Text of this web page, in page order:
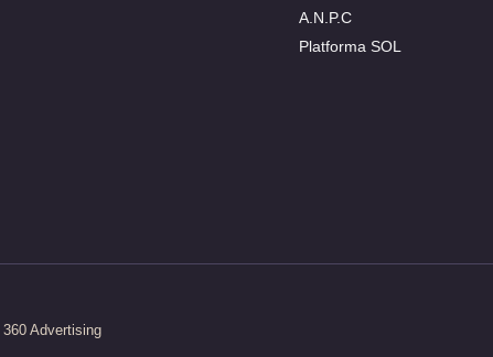
A.N.P.C
Platforma SOL
360 Advertising